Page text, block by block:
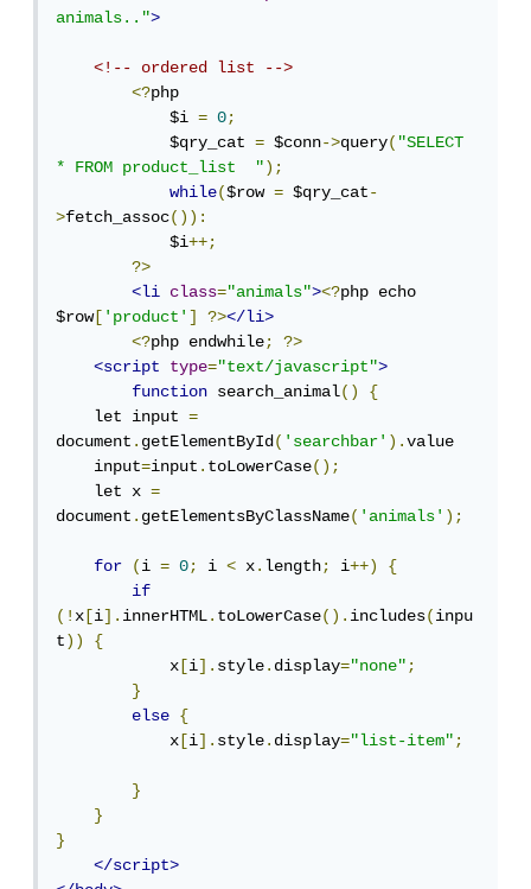
animals..">
<!-- ordered list -->
<?php
$i = 0;
$qry_cat = $conn->query("SELECT
* FROM product_list  ");
while($row = $qry_cat-
>fetch_assoc()):
$i++;
?>
<li
class="animals"><?php echo
$row['product'] ?></li>
<?php endwhile;
?>
<script
type="text/javascript">
function search_animal()
{
let input =
document.getElementById('searchbar').value
input=input.toLowerCase();
let x =
document.getElementsByClassName('animals');
for (i = 0; i < x.length; i++)
{
if
(!x [i].innerHTML.toLowerCase().includes(inpu
t))
{
x [i].style.display="none";
}
else
{
x [i].style.display="list-item";
}
}
}
</script>